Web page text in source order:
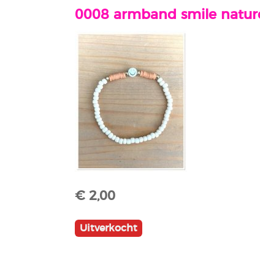
0008 armband smile
€ 2,00
Uitverkocht